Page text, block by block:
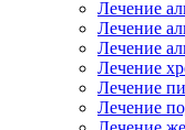
Лечение
Лечение
Лечение
Лечение
Лечение
Лечение